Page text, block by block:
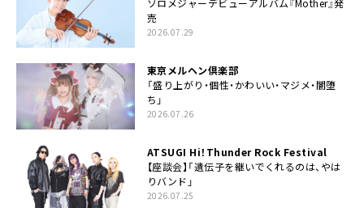
売
2026.07.29
東京メルヘン倶楽部
「盛り上がり・個性・かわいい・マジメ・闇堕
ち」
2026.07.26
ATSUGI Hi！Thunder Rock Festival
【座談会】「遺伝子を継いでくれるのは、やは
りバンド」
2026.07.25